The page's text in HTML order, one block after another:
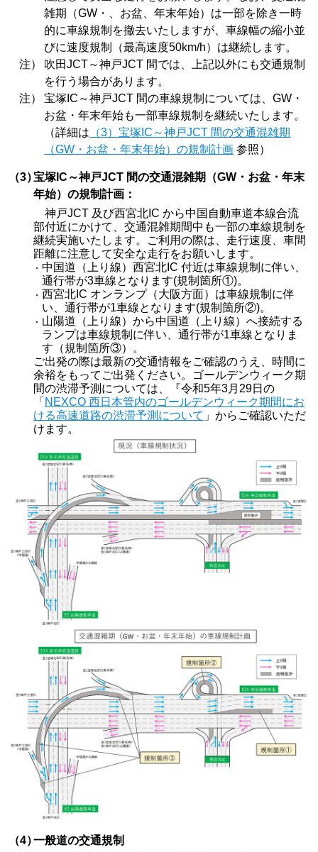
雑期（GW・、お盆、年末年始）は一部を除き一時
的に車線規制を撤去いたしますが、車線幅の縮小並
びに速度規制（最高速度50km/h）は継続します。
注）
吹田JCT～神戸JCT 間では、上記以外にも交通規制
を行う場合があります。
注）
宝塚IC～神戸JCT 間の車線規制については、GW・
お盆・年末年始も一部車線規制を継続いたします。
（詳細は （3）宝塚IC～神戸JCT 間の交通混雑期
（GW・お盆・年末年始）の規制計画 参照）
（3）宝塚IC～神戸JCT 間の交通混雑期（GW・お盆・年末
年始）の規制計画：
神戸JCT 及び西宮北IC から中国自動車道本線合流
部付近にかけて、交通混雑期間中も一部の車線規制を
継続実施いたします。ご利用の際は、走行速度、車間
距離に注意して安全な走行をお願いします。
中国道（上り線）西宮北IC 付近は車線規制に伴い、
通行帯が3車線となります(規制箇所①)。
西宮北IC オンランプ（大阪方面）は車線規制に伴
い、通行帯が1車線となります(規制箇所②)。
山陽道（上り線）から中国道（上り線）へ接続する
ランプは車線規制に伴い、通行帯が1車線となりま
す（規制箇所③）。
ご出発の際は最新の交通情報をご確認のうえ、時間に
余裕をもってご出発ください。ゴールデンウィーク期
間の渋滞予測については、『令和5年3月29日の
「 NEXCO 西日本管内のゴールデンウィーク期間にお
ける高速道路の渋滞予測について 」からご確認いただ
けます。
（4）一般道の交通規制